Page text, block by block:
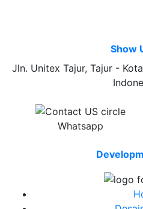
Show
Jln. Unitex Tajur, Tajur -
Whatsapp